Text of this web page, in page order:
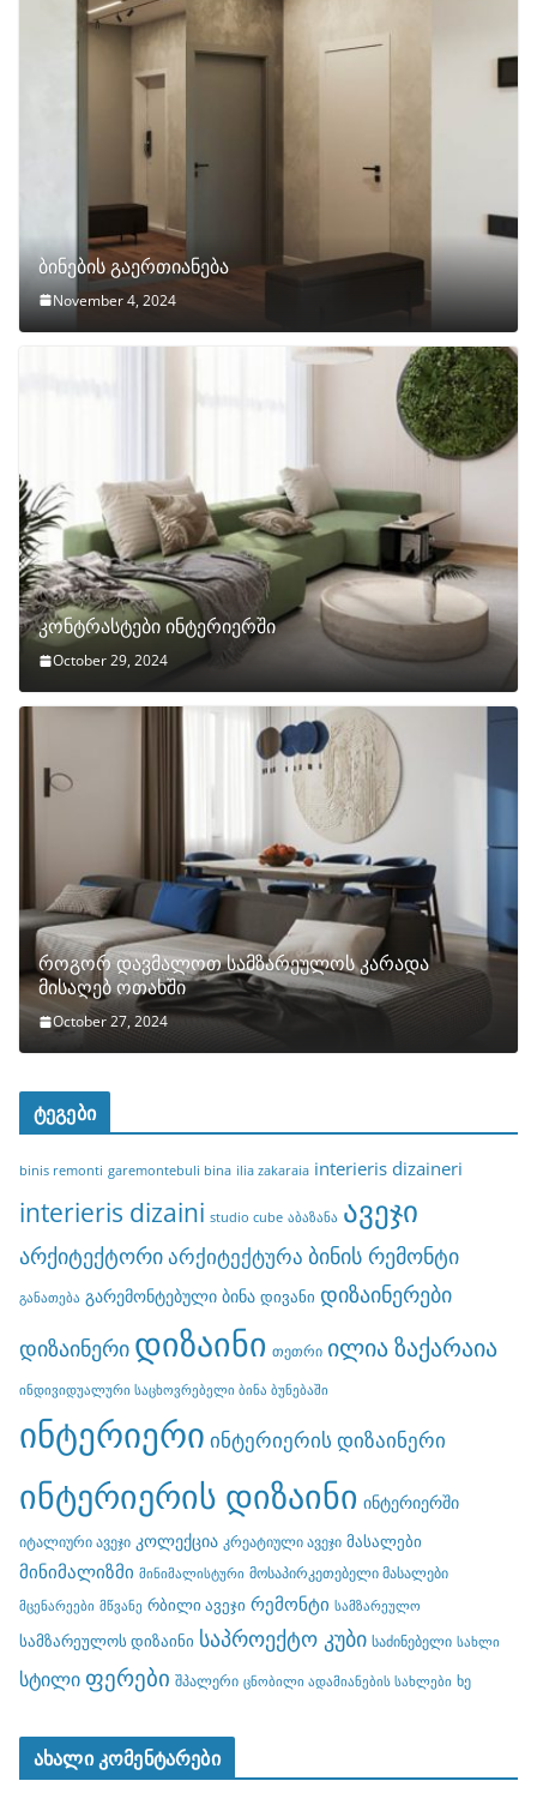
ბინების გაერთიანება
November 4, 2024
კონტრასტები ინტერიერში
October 29, 2024
როგორ დავმალოთ სამზარეულოს კარადა
მისაღებ ოთახში
October 27, 2024
ტეგები
binis remonti garemontebuli bina ilia zakaraia interieris dizaineri
interieris dizaini studio cube აბაზანა ავეჯი
არქიტექტორიარქიტექტურა ბინის რემონტი
განათება გარემონტებული ბინა დივანი დიზაინერები
დიზაინერი დიზაინი თეთრი ილია ზაქარაია
ინდივიდუალური საცხოვრებელი ბინა ბუნებაში
ინტერიერი ინტერიერის დიზაინერი
ინტერიერის დიზაინი ინტერიერში
იტალიური ავეჯი კოლექცია კრეატიული ავეჯი მასალები
მინიმალიზმი მინიმალისტური მოსაპირკეთებელი მასალები
მცენარეები მწვანე რბილი ავეჯი რემონტი სამზარეულო
სამზარეულოს დიზაინი საპროექტო კუბი საძინებელი სახლი
სტილი ფერები შპალერი ცნობილი ადამიანების სახლები ხე
ახალი კომენტარები